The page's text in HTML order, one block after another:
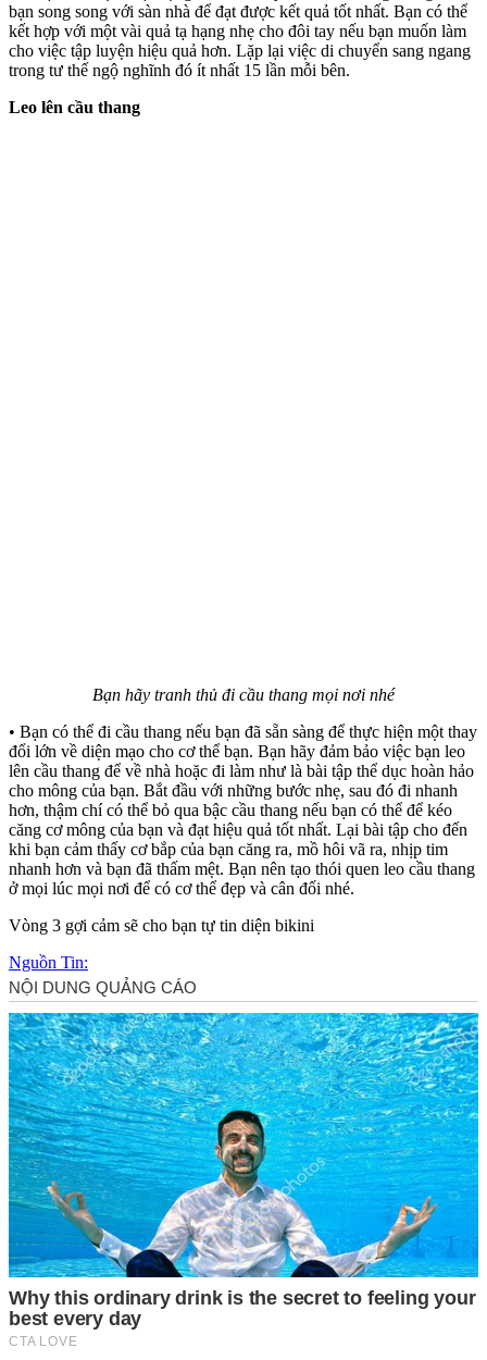
bạn song song với sàn nhà để đạt được kết quả tốt nhất. Bạn có thể
kết hợp với một vài quả tạ hạng nhẹ cho đôi tay nếu bạn muốn làm
cho việc tập luyện hiệu quả hơn. Lặp lại việc di chuyển sang ngang
trong tư thế ngộ nghĩnh đó ít nhất 15 lần mỗi bên.
Leo lên cầu thang
Bạn hãy tranh thủ đi cầu thang mọi nơi nhé
• Bạn có thể đi cầu thang nếu bạn đã sẵn sàng để thực hiện một thay
đổi lớn về diện mạo cho c‌ơ th‌ể bạn. Bạn hãy đảm bảo việc bạn leo
lên cầu thang để về nhà hoặc đi làm như là bài tập thể dục hoàn hảo
cho mông của bạn. Bắt đầu với những bước nhẹ, sau đó đi nhanh
hơn, thậm chí có thể bỏ qua bậc cầu thang nếu bạn có thể để kéo
căng cơ mông của bạn và đạt hiệu quả tốt nhất. Lại bài tập cho đến
khi bạn cảm thấy cơ bắp của bạn căng ra, mồ hôi vã ra, nhịp tim
nhanh hơn và bạn đã thấm mệt. Bạn nên tạo thói quen leo cầu thang
ở mọi lúc mọi nơi để có c‌ơ th‌ể đẹp và cân đối nhé.
Vòng 3 gợi cảm sẽ cho bạn tự tin diện bikini
Nguồn Tin: